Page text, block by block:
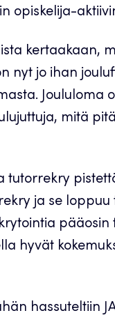
opiskelija-
kertaakaan,
nyt jo ihan
Joululoma
mitä
tutorrekry
ja se loppuu
pääosin
hyvät
hassuteltiin